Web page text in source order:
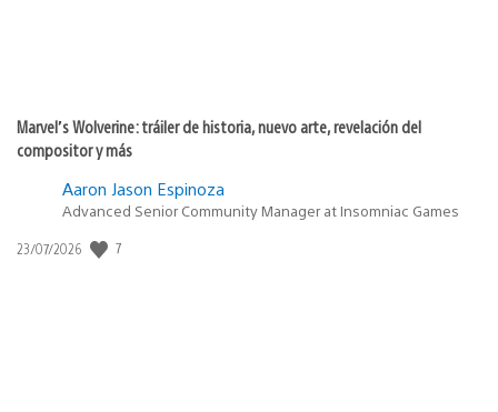
Marvel’s Wolverine: tráiler de historia, nuevo arte, revelación del
compositor y más
Aaron Jason Espinoza
Advanced Senior Community Manager at Insomniac Games
Fecha
23/07/2026 7